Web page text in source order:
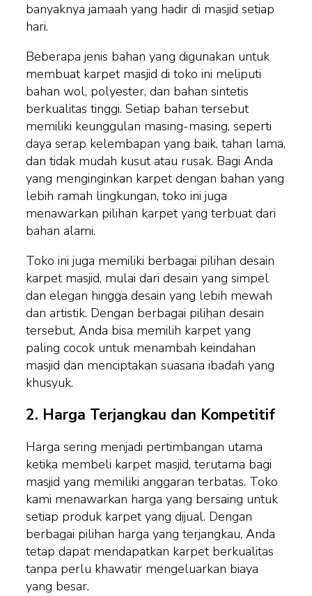
banyaknya jamaah yang hadir di masjid setiap
hari.
Beberapa jenis bahan yang digunakan untuk
membuat karpet masjid di toko ini meliputi
bahan wol, polyester, dan bahan sintetis
berkualitas tinggi. Setiap bahan tersebut
memiliki keunggulan masing-masing, seperti
daya serap kelembapan yang baik, tahan lama,
dan tidak mudah kusut atau rusak. Bagi Anda
yang menginginkan karpet dengan bahan yang
lebih ramah lingkungan, toko ini juga
menawarkan pilihan karpet yang terbuat dari
bahan alami.
Toko ini juga memiliki berbagai pilihan desain
karpet masjid, mulai dari desain yang simpel
dan elegan hingga desain yang lebih mewah
dan artistik. Dengan berbagai pilihan desain
tersebut, Anda bisa memilih karpet yang
paling cocok untuk menambah keindahan
masjid dan menciptakan suasana ibadah yang
khusyuk.
2. Harga Terjangkau dan Kompetitif
Harga sering menjadi pertimbangan utama
ketika membeli karpet masjid, terutama bagi
masjid yang memiliki anggaran terbatas. Toko
kami menawarkan harga yang bersaing untuk
setiap produk karpet yang dijual. Dengan
berbagai pilihan harga yang terjangkau, Anda
tetap dapat mendapatkan karpet berkualitas
tanpa perlu khawatir mengeluarkan biaya
yang besar.